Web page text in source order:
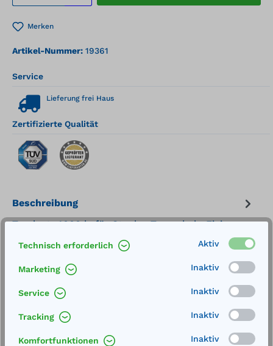
Merken
Artikel-Nummer: 19361
Service
Lieferung frei Haus
Zertifizierte Qualität
Beschreibung
Traglast: 4000 kgfür Stapler-Traggabeln Fixierung
mit Flügelschraube Werkstoff: Stahl, lackiert RAL
Mehr
Technische Daten
Technisch erforderlich Aktiv
Marketing Inaktiv
Service Inaktiv
Tracking Inaktiv
Komfortfunktionen Inaktiv